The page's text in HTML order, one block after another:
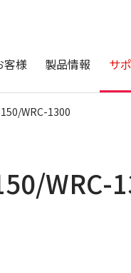
客様 製品情報 サ
WRC-1300
WRC-